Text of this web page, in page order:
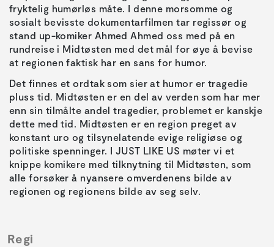
fryktelig humørløs måte. I denne morsomme og
sosialt bevisste dokumentarfilmen tar regissør og
stand up-komiker Ahmed Ahmed oss med på en
rundreise i Midtøsten med det mål for øye å bevise
at regionen faktisk har en sans for humor.
Det finnes et ordtak som sier at humor er tragedie
pluss tid. Midtøsten er en del av verden som har mer
enn sin tilmålte andel tragedier, problemet er kanskje
dette med tid. Midtøsten er en region preget av
konstant uro og tilsynelatende evige religiøse og
politiske spenninger. I JUST LIKE US møter vi et
knippe komikere med tilknytning til Midtøsten, som
alle forsøker å nyansere omverdenens bilde av
regionen og regionens bilde av seg selv.
Regi